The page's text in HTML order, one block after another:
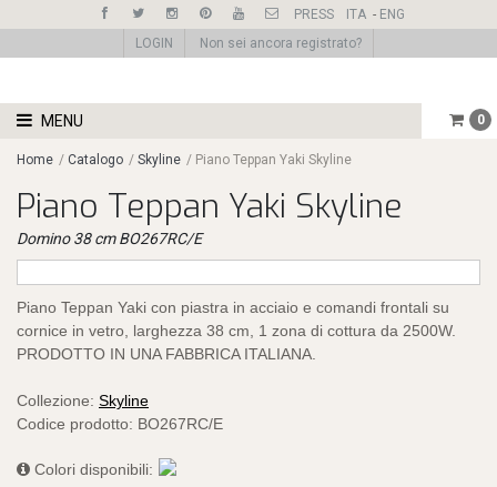
PRESS ITA - ENG
LOGIN
Non sei ancora registrato?
MENU 0
Home / Catalogo / Skyline / Piano Teppan Yaki Skyline
Piano Teppan Yaki Skyline
Domino 38 cm BO267RC/E
Piano Teppan Yaki con piastra in acciaio e comandi frontali su
cornice in vetro, larghezza 38 cm, 1 zona di cottura da 2500W.
PRODOTTO IN UNA FABBRICA ITALIANA.
Collezione: Skyline
Codice prodotto: BO267RC/E
Colori disponibili: